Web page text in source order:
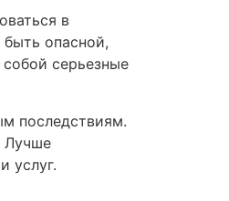
в
опасной,
серьезные
последствиям.
Лучше
услуг.